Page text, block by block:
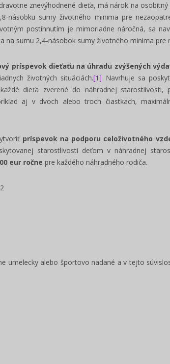
a
mesta a mestskej časti v...
znevýhodnené dieťa, má nárok na
násobku sumy životného minima pre
postihnutím je mimoriadne náročná, sa
na sumu 2,4-násobok sumy životného minima pre
príspevok dieťaťu na úhradu zvýšených
životných situáciách.[1] Navrhuje sa
dieťa zverené do náhradnej
aj v dvoch alebo troch čiastkach,
príspevok na podporu celoživotného
starostlivosti deťom v náhradnej
eur ročne pre každého náhradného rodiča.
umelecky alebo športovo nadané a v tejto